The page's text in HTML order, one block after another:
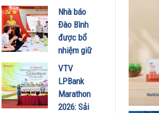
02/07/2026
Sức khỏe
và Đời
sống tổ
chức Cuộc
thi “Tôi
Khỏe Đẹp
Hơn” lần
thứ 5 để
khuyến
Nhà báo
Đào Bình
được bổ
nhiệm giữ
chức Tổng
Biên tập
Tạp chí
Doanh
VTV
LPBank
Marathon
2026: Sải